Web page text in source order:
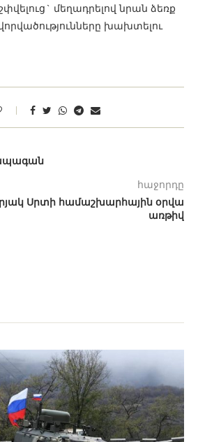
մեղադրելով նրան ձեռք
խախտելու
հաջորդը
Սրտի համաշխարհային օրվա
առթիվ